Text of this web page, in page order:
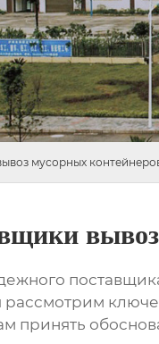
мусорных
рассмотрим
принять